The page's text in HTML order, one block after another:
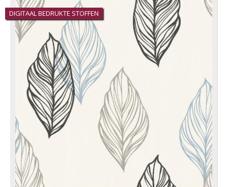
DIGITAAL BEDRUKTE STOFFEN